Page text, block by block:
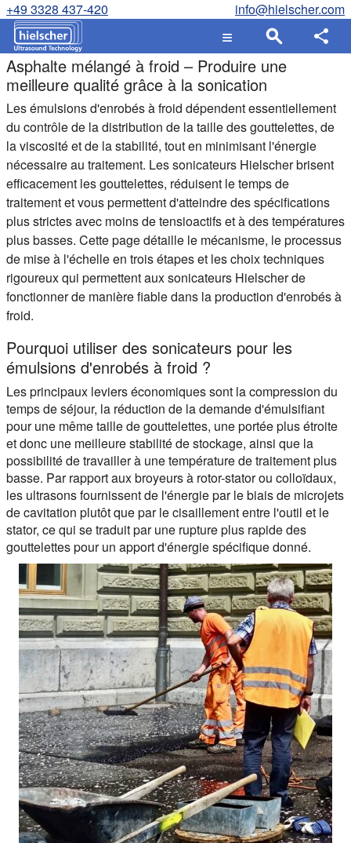
+49 3328 437-420 info@hielscher.com
Asphalte mélangé à froid – Produire une
meilleure qualité grâce à la sonication
Les émulsions d'enrobés à froid dépendent essentiellement
du contrôle de la distribution de la taille des gouttelettes, de
la viscosité et de la stabilité, tout en minimisant l'énergie
nécessaire au traitement. Les sonicateurs Hielscher brisent
efficacement les gouttelettes, réduisent le temps de
traitement et vous permettent d'atteindre des spécifications
plus strictes avec moins de tensioactifs et à des températures
plus basses. Cette page détaille le mécanisme, le processus
de mise à l'échelle en trois étapes et les choix techniques
rigoureux qui permettent aux sonicateurs Hielscher de
fonctionner de manière fiable dans la production d'enrobés à
froid.
Pourquoi utiliser des sonicateurs pour les
émulsions d'enrobés à froid ?
Les principaux leviers économiques sont la compression du
temps de séjour, la réduction de la demande d'émulsifiant
pour une même taille de gouttelettes, une portée plus étroite
et donc une meilleure stabilité de stockage, ainsi que la
possibilité de travailler à une température de traitement plus
basse. Par rapport aux broyeurs à rotor-stator ou colloïdaux,
les ultrasons fournissent de l'énergie par le biais de microjets
de cavitation plutôt que par le cisaillement entre l'outil et le
stator, ce qui se traduit par une rupture plus rapide des
gouttelettes pour un apport d'énergie spécifique donné.